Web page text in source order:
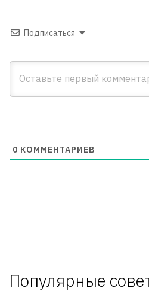
Подписаться
0 КОММЕНТАРИЕВ
Популярные